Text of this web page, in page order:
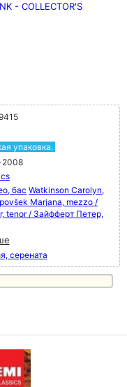
- COLLECTOR'S
упаковка.
бас Watkinson Carolyn,
Marjana, mezzo /
tenor / Зайфферт Петер,
серената